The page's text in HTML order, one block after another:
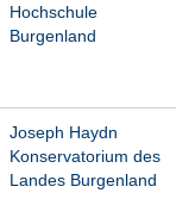
Hochschule
Burgenland
Joseph Haydn
Konservatorium des
Landes Burgenland